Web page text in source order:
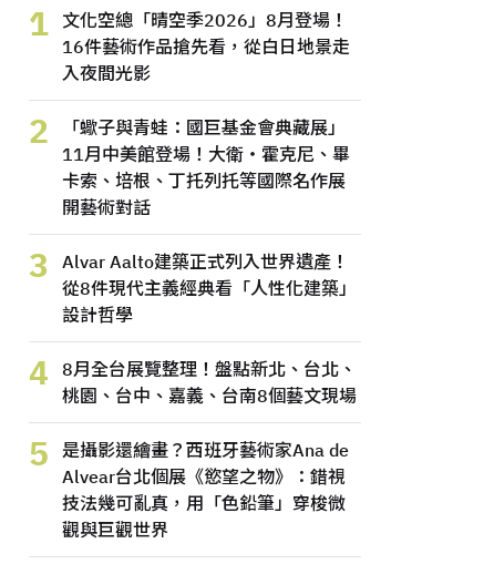
1
文化空總「晴空季2026」8月登場！
16件藝術作品搶先看，從白日地景走
入夜間光影
2
「蠍子與青蛙：國巨基金會典藏展」
11月中美館登場！大衛・霍克尼、畢
卡索、培根、丁托列托等國際名作展
開藝術對話
3
Alvar Aalto建築正式列入世界遺產！
從8件現代主義經典看「人性化建築」
設計哲學
4
8月全台展覽整理！盤點新北、台北、
桃園、台中、嘉義、台南8個藝文現場
5
是攝影還繪畫？西班牙藝術家Ana de
Alvear台北個展《慾望之物》：錯視
技法幾可亂真，用「色鉛筆」穿梭微
觀與巨觀世界